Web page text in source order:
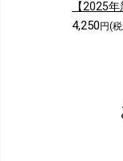
4,250円(